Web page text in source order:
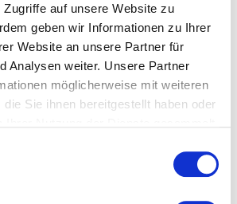
auf unsere Website zu
geben wir Informationen zu Ihrer
Website an unsere Partner für
Analysen weiter. Unsere Partner
möglicherweise mit weiteren
Sie ihnen bereitgestellt haben oder
AUFLAGE